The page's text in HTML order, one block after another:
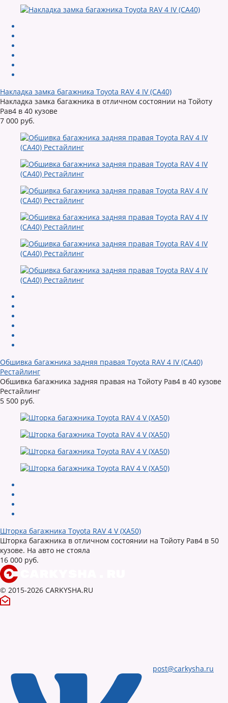
Накладка замка багажника Toyota RAV 4 IV (CA40)
Накладка замка багажника в отличном состоянии на Тойоту
Рав4 в 40 кузове
7 000 руб.
Обшивка багажника задняя правая Toyota RAV 4 IV (CA40)
Рестайлинг
Обшивка багажника задняя правая на Тойоту Рав4 в 40 кузове
Рестайлинг
5 500 руб.
Шторка багажника Toyota RAV 4 V (XA50)
Шторка багажника в отличном состоянии на Тойоту Рав4 в 50
кузове. На авто не стояла
16 000 руб.
© 2015-2026 CARKYSHA.RU
post@carkysha.ru